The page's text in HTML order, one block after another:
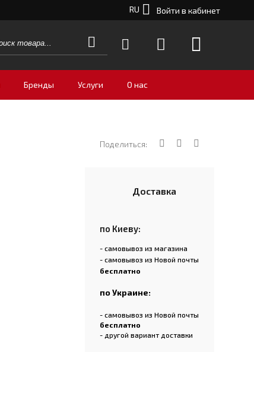
Войти в кабинет
RU
Бренды Услуги О нас
Поделиться:
Доставка
по Киеву:
- самовывоз из магазина
- самовывоз из Новой почты
бесплатно
по Украине:
- самовывоз из Новой почты
бесплатно
- другой вариант доставки